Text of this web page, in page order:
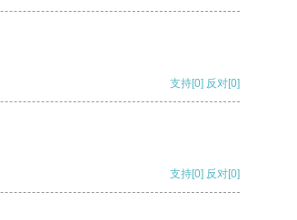
支持[0] 反对[0]
支持[0] 反对[0]